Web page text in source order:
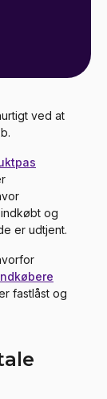
ved at
og
er udtjent.
fastlåst og